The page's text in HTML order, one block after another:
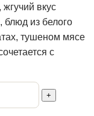
вкус
блюд из белого
тушеном мясе
с
+